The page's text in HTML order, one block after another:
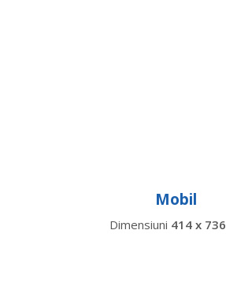
Mobil
Dimensiuni 414 x 736